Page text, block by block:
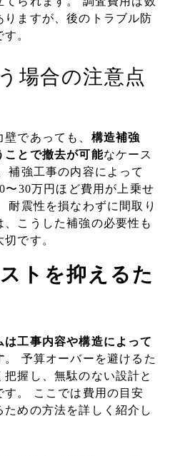
ますが、後のトラブル防
。
場合の注意点
であっても、 構造補強
ことで撤去が可能なケース
補強工事の内容によって
〜30万円ほど費用が上乗せ
耐震性を損なわずに間取り
こうした補強の必要性も
です。
トを抑えるた
工事内容や構造によって
。 予算オーバーを避けるた
握し、無駄のない設計と
。 ここでは費用の目安
めの方法を詳しく紹介し